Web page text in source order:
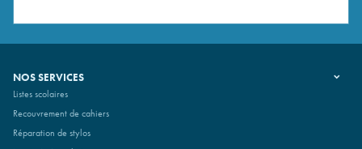
NOS SERVICES
Listes scolaires
Recouvrement de cahiers
Réparation de stylos